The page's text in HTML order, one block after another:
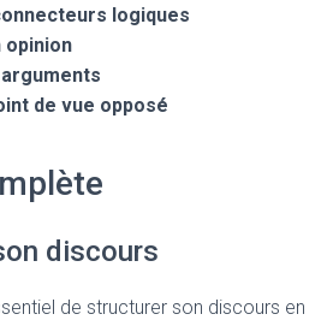
logiques
opinion
de vue opposé
discours
de structurer son discours en